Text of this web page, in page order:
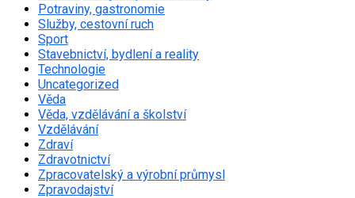
Potraviny, gastronomie
Služby, cestovní ruch
Sport
Stavebnictví, bydlení a reality
Technologie
Uncategorized
Věda
Věda, vzdělávání a školství
Vzdělávání
Zdraví
Zdravotnictví
Zpracovatelský a výrobní průmysl
Zpravodajství